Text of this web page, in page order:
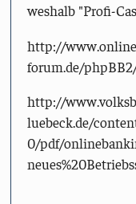
weshalb "Profi-
http://
forum.de/
http://
luebeck.de/
0/pdf/